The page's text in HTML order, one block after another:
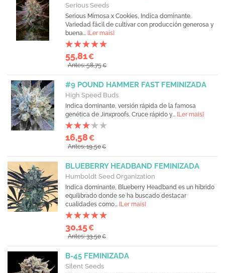
Serious Seeds
Serious Mimosa x Cookies, Indica dominante.
Variedad fácil de cultivar con producción generosa y
buena... [Ler mais]
55,81€
Antes: 58,75€
#9 POUND HAMMER FAST FEMINIZADA
High Speed Buds
Indica dominante, versión rápida de la famosa
genética de Jinxproofs. Cruce rápido y... [Ler mais]
16,58€
Antes: 19,50€
BLUEBERRY HEADBAND FEMINIZADA
Humboldt Seed Organization
Indica dominante, Blueberry Headband es un híbrido
equilibrado donde se ha buscado destacar
cualidades como... [Ler mais]
30,15€
Antes: 33,50€
B-45 FEMINIZADA
Silent Seeds